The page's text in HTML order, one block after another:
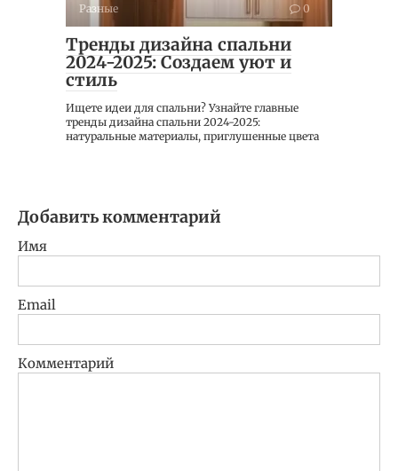
Разные 0
Тренды дизайна спальни
2024-2025: Создаем уют и
стиль
Ищете идеи для спальни? Узнайте главные
тренды дизайна спальни 2024-2025:
натуральные материалы, приглушенные цвета
Добавить комментарий
Имя
Email
Комментарий